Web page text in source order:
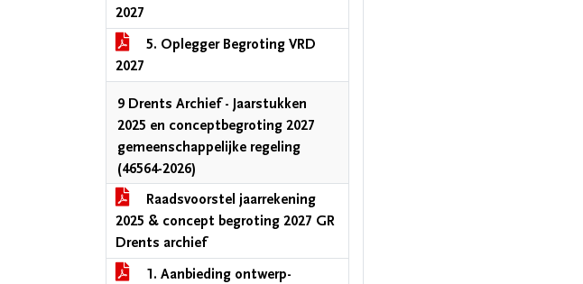
2027
5. Oplegger Begroting VRD
2027
9 Drents Archief - Jaarstukken
2025 en conceptbegroting 2027
gemeenschappelijke regeling
(46564-2026)
Raadsvoorstel jaarrekening
2025 & concept begroting 2027 GR
Drents archief
1. Aanbieding ontwerp-